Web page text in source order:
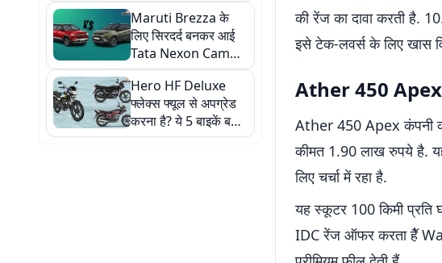
मॉडर्न फीचर्स से लैस है
यह कार
Maruti Brezza के
लिए सिरदर्द बनकर आई
Tata Nexon Camo,
जानें इस नई कार में ऐसा
क्या है खास
Hero HF Deluxe
फ्लेक्स फ्यूल से अपग्रेड
करना है? ये 5 बाइकें बन
सकती हैं सबसे बेस्ट
की रेंज का दावा करती है.
इसे टेक-लवर्स के लिए खास
Ather 450 Apex:
Ather 450 Apex कंपनी
कीमत 1.90 लाख रुपये है.
लिए चर्चा में रहा है.
यह स्कूटर 100 किमी प्रति
IDC रेंज ऑफर करता हैॅ